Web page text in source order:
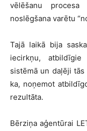
vēlēšanu procesa
noslēgšana varētu
Tajā laikā bija
iecirkņu,
sistēmā un daļēji
ka, noņemot
rezultāta.
Bērziņa aģentūrai